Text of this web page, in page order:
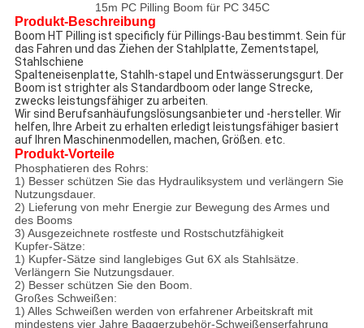
15m PC Pilling Boom für PC 345C
Produkt-Beschreibung
Boom HT Pilling ist specificly für Pillings-Bau bestimmt. Sein für
das Fahren und das Ziehen der Stahlplatte, Zementstapel,
Stahlschiene
Spalteneisenplatte, Stahlh-stapel und Entwässerungsgurt. Der
Boom ist strighter als Standardboom oder lange Strecke,
zwecks leistungsfähiger zu arbeiten.
Wir sind Berufsanhäufungslösungsanbieter und -hersteller. Wir
helfen, Ihre Arbeit zu erhalten erledigt leistungsfähiger basiert
auf Ihren Maschinenmodellen, machen, Größen. etc.
Produkt-Vorteile
Phosphatieren des Rohrs:
1) Besser schützen Sie das Hydrauliksystem und verlängern Sie
Nutzungsdauer.
2) Lieferung von mehr Energie zur Bewegung des Armes und
des Booms
3) Ausgezeichnete rostfeste und Rostschutzfähigkeit
Kupfer-Sätze:
1) Kupfer-Sätze sind langlebiges Gut 6X als Stahlsätze.
Verlängern Sie Nutzungsdauer.
2) Besser schützen Sie den Boom.
Großes Schweißen:
1) Alles Schweißen werden von erfahrener Arbeitskraft mit
mindestens vier Jahre Baggerzubehör-Schweißenserfahrung